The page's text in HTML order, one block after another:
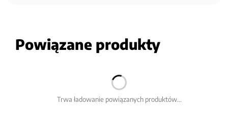
Powiązane produkty
Trwa ładowanie powiązanych produktów...